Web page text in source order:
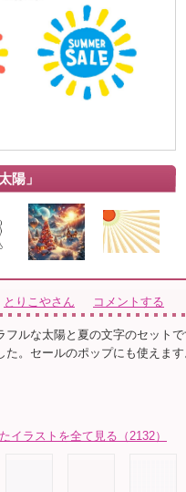
陽」
とりこやさん コメントする
フルな太陽と夏の文字のセット
た。セールのポップにも使えま
イラストを全て見る（2132）